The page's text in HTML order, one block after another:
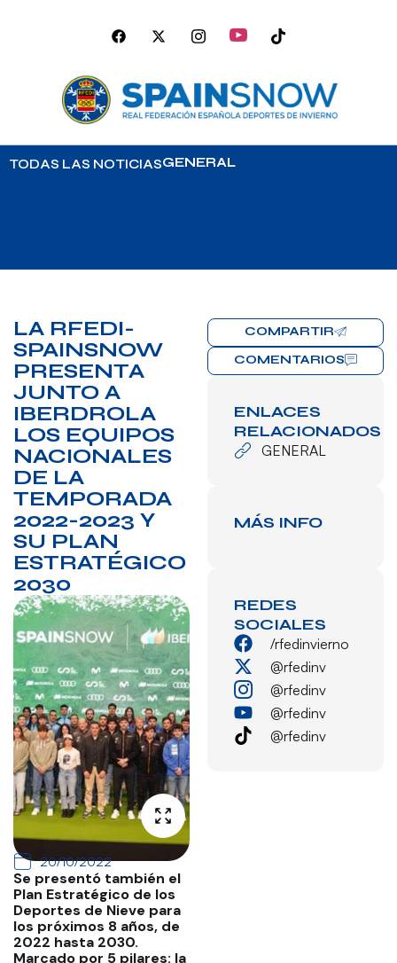
TODAS LAS NOTICIASGENERAL
LA RFEDI-
SPAINSNOW
PRESENTA
JUNTO A
IBERDROLA
LOS EQUIPOS
NACIONALES
DE LA
TEMPORADA
2022-2023 Y
SU PLAN
ESTRATÉGICO
2030
20/10/2022
Se presentó también el
Plan Estratégico de los
Deportes de Nieve para
los próximos 8 años, de
2022 hasta 2030.
Marcado por 5 pilares: la
COMPARTIR
COMENTARIOS
ENLACES
RELACIONADOS
GENERAL
MÁS INFO
REDES
SOCIALES
/rfedinvierno
@rfedinv
@rfedinv
@rfedinv
@rfedinv